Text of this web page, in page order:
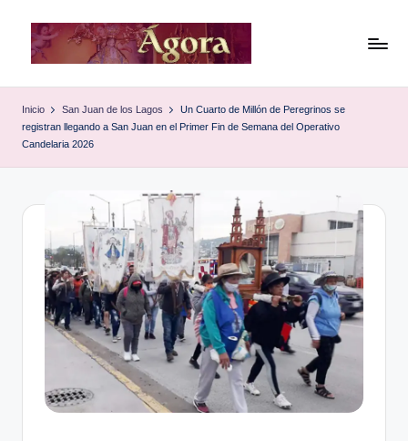
Saltar
g
o
r
a
locales
de
Juan
de
los
Lagos,
Jalisco,
Inicio San Juan de los Lagos
Un Cuarto de Millón de Peregrinos se
registran llegando a San Juan en el Primer Fin de Semana del Operativo
Candelaria 2026